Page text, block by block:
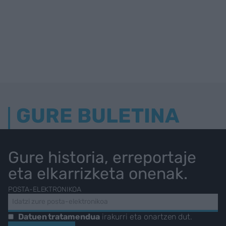
GURE BULETINA
Gure historia, erreportaje
eta elkarrizketa onenak.
POSTA-ELEKTRONIKOA
Datuen tratamenduairakurri eta onartzen dut.